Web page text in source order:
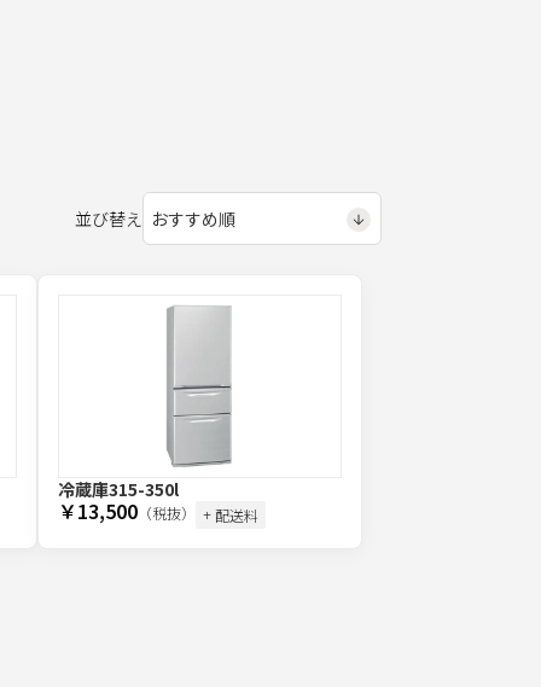
並び替え
冷蔵庫315-350l
￥13,500（税抜） + 配送料